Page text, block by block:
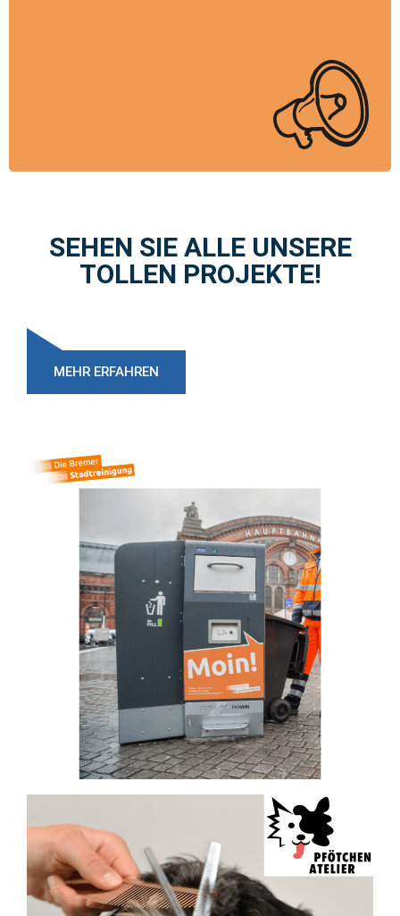
Dienstleistungen ankurbeln kann. Unsere
Modelle machen Nachhaltigkeit handlich.
SEHEN SIE ALLE UNSERE
TOLLEN PROJEKTE!
MEHR ERFAHREN